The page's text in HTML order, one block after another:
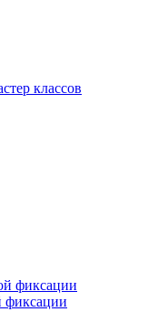
классов
фиксации
фиксации